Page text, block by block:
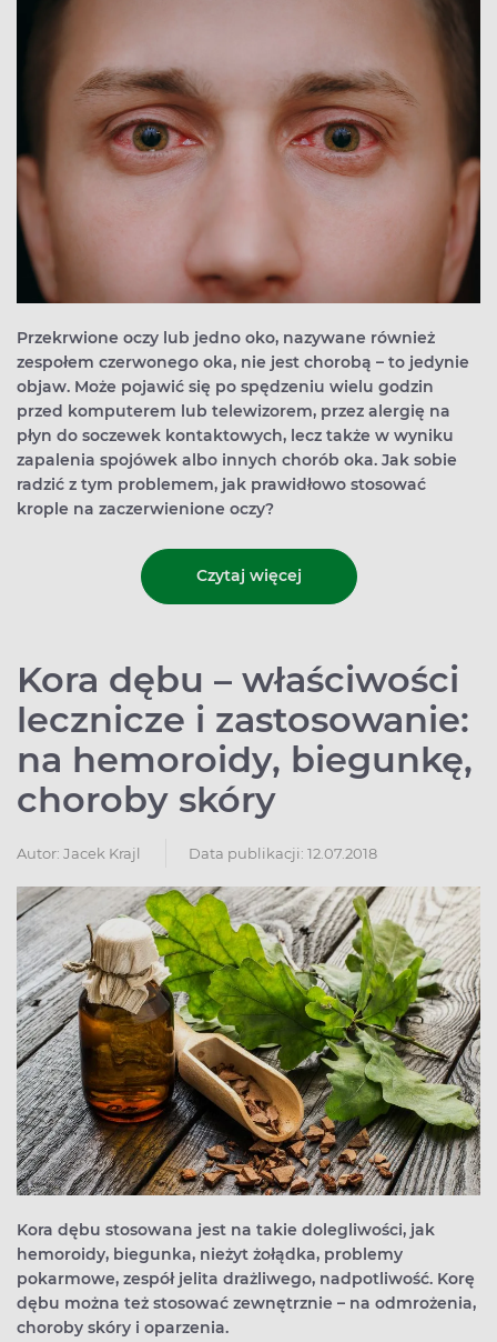
Przekrwione oczy lub jedno oko, nazywane również
zespołem czerwonego oka, nie jest chorobą – to jedynie
objaw. Może pojawić się po spędzeniu wielu godzin
przed komputerem lub telewizorem, przez alergię na
płyn do soczewek kontaktowych, lecz także w wyniku
zapalenia spojówek albo innych chorób oka. Jak sobie
radzić z tym problemem, jak prawidłowo stosować
krople na zaczerwienione oczy?
Czytaj więcej
Kora dębu – właściwości
lecznicze i zastosowanie:
na hemoroidy, biegunkę,
choroby skóry
Autor: Jacek Krajl Data publikacji: 12.07.2018
Kora dębu stosowana jest na takie dolegliwości, jak
hemoroidy, biegunka, nieżyt żołądka, problemy
pokarmowe, zespół jelita drażliwego, nadpotliwość. Korę
dębu można też stosować zewnętrznie – na odmrożenia,
choroby skóry i oparzenia.